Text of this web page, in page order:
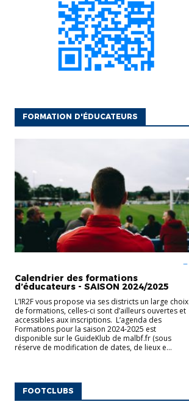
FORMATION D'ÉDUCATEURS
Calendrier des formations
d’éducateurs - SAISON 2024/2025
L’IR2F vous propose via ses districts un large choix
de formations, celles-ci sont d’ailleurs ouvertes et
accessibles aux inscriptions. L’agenda des
Formations pour la saison 2024-2025 est
disponible sur le GuideKlub de malbf.fr (sous
réserve de modification de dates, de lieux e...
FOOTCLUBS